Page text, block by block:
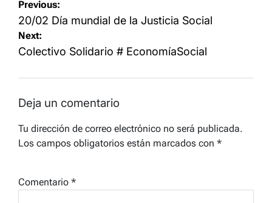
Navegación
de
entradas
Previous:
20/02 Día mundial de la Justicia Social
Next:
Colectivo Solidario # EconomíaSocial
Deja un comentario
Tu dirección de correo electrónico no será publicada.
Los campos obligatorios están marcados con *
Comentario *